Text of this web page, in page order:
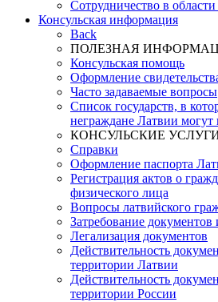
Cотрудничество в
Консульская информация
Back
ПОЛЕЗНАЯ
Консульская помощь
Оформление
Часто задаваемые вопросы
Список государств, в
неграждане Латвии могут
КОНСУЛЬСКИЕ
Справки
Оформление паспорта
Регистрация актов о
физического лица
Вопросы латвийского
Затребование
Легализация документов
Действительность
территории Латвии
Действительность
территории России